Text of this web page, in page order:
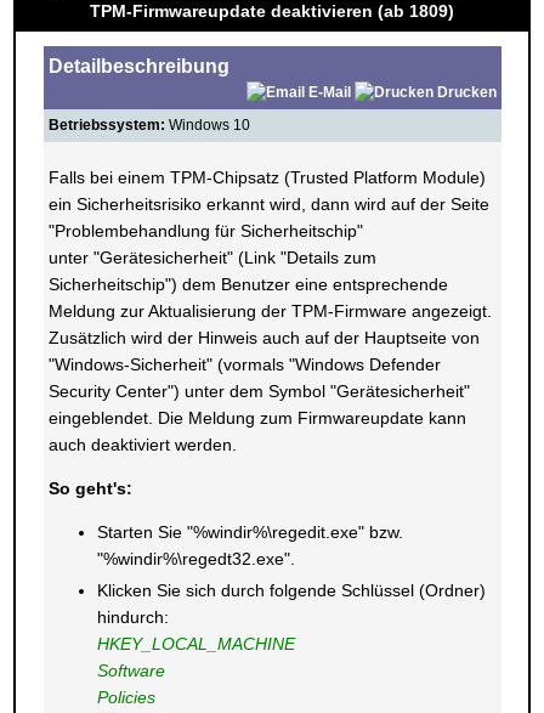
TPM-Firmwareupdate deaktivieren (ab 1809)
Detailbeschreibung
E-Mail
Drucken
Betriebssystem: Windows 10
Falls bei einem TPM-Chipsatz (Trusted Platform Module)
ein Sicherheitsrisiko erkannt wird, dann wird auf der Seite
"Problembehandlung für Sicherheitschip"
unter "Gerätesicherheit" (Link "Details zum
Sicherheitschip") dem Benutzer eine entsprechende
Meldung zur Aktualisierung der TPM-Firmware angezeigt.
Zusätzlich wird der Hinweis auch auf der Hauptseite von
"Windows-Sicherheit" (vormals "Windows Defender
Security Center") unter dem Symbol "Gerätesicherheit"
eingeblendet. Die Meldung zum Firmwareupdate kann
auch deaktiviert werden.
So geht's:
Starten Sie "%windir%\regedit.exe" bzw.
"%windir%\regedt32.exe".
Klicken Sie sich durch folgende Schlüssel (Ordner)
hindurch:
HKEY_LOCAL_MACHINE
Software
Policies